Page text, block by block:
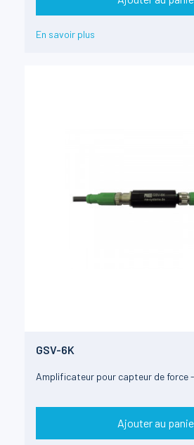
En savoir plus
GSV-6K
Amplificateur pour capteur de force
Ajouter au